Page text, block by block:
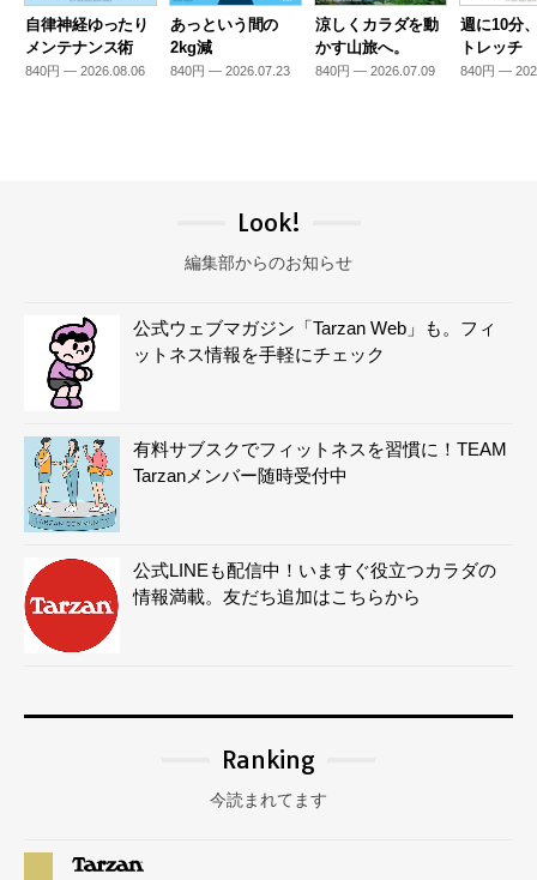
自律神経ゆったり
メンテナンス術
840円 — 2026.08.06
あっという間の
2kg減
840円 — 2026.07.23
涼しくカラダを動
かす山旅へ。
840円 — 2026.07.09
週に10分
トレッチ
840円 —
Look!
編集部からのお知らせ
公式ウェブマガジン「Tarzan Web」も。フィ
ットネス情報を手軽にチェック
有料サブスクでフィットネスを習慣に！TEAM
Tarzanメンバー随時受付中
公式LINEも配信中！いますぐ役立つカラダの
情報満載。友だち追加はこちらから
Ranking
今読まれてます